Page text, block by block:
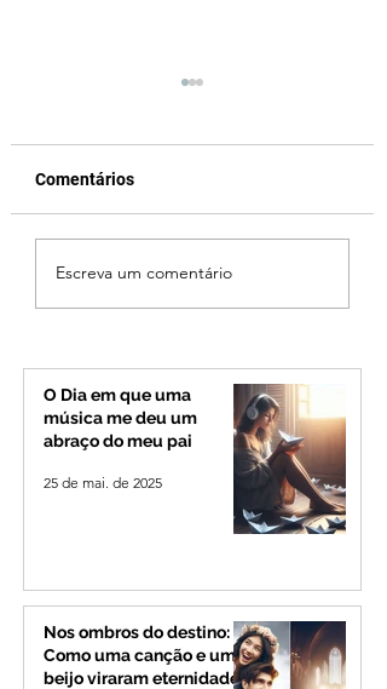
Reviravolta na política
mineira: Cleitinho
desiste de disputar o
permanecerá no
Senado
Comentários
Escreva um comentário
O Dia em que uma
música me deu um
abraço do meu pai
25 de mai. de 2025
Nos ombros do destino:
Como uma canção e um
beijo viraram eternidade